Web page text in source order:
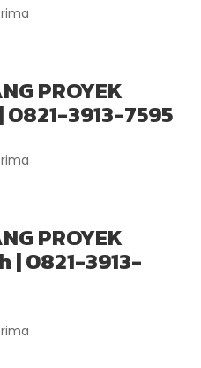
PROYEK
3913-7595
PROYEK
| 0821-3913-